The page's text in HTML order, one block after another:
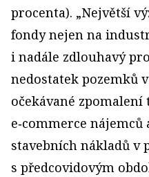
procenta). „Největší
fondy nejen na
i nadále zdlouhavý
nedostatek pozemků
očekávané
e‑commerce
stavebních nákladů v
s předcovidovým